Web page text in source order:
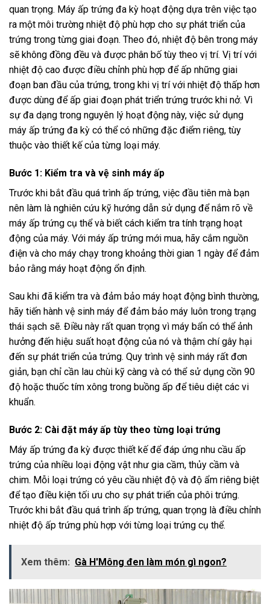
quan trọng. Máy ấp trứng đa kỳ hoạt động dựa trên việc tạo
ra một môi trường nhiệt độ phù hợp cho sự phát triển của
trứng trong từng giai đoạn. Theo đó, nhiệt độ bên trong máy
sẽ không đồng đều và được phân bố tùy theo vị trí. Vị trí với
nhiệt độ cao được điều chỉnh phù hợp để ấp những giai
đoạn ban đầu của trứng, trong khi vị trí với nhiệt độ thấp hơn
được dùng để ấp giai đoạn phát triển trứng trước khi nở. Vì
sự đa dạng trong nguyên lý hoạt động này, việc sử dụng
máy ấp trứng đa kỳ có thể có những đặc điểm riêng, tùy
thuộc vào thiết kế của từng loại máy.
Bước 1: Kiểm tra và vệ sinh máy ấp
Trước khi bắt đầu quá trình ấp trứng, việc đầu tiên mà bạn
nên làm là nghiên cứu kỹ hướng dẫn sử dụng để nắm rõ về
máy ấp trứng cụ thể và biết cách kiểm tra tính trạng hoạt
động của máy. Với máy ấp trứng mới mua, hãy cắm nguồn
điện và cho máy chạy trong khoảng thời gian 1 ngày để đảm
bảo rằng máy hoạt động ổn định.
Sau khi đã kiểm tra và đảm bảo máy hoạt động bình thường,
hãy tiến hành vệ sinh máy để đảm bảo máy luôn trong trạng
thái sạch sẽ. Điều này rất quan trọng vì máy bẩn có thể ảnh
hưởng đến hiệu suất hoạt động của nó và thậm chí gây hại
đến sự phát triển của trứng. Quy trình vệ sinh máy rất đơn
giản, bạn chỉ cần lau chùi kỹ càng và có thể sử dụng cồn 90
độ hoặc thuốc tím xông trong buồng ấp để tiêu diệt các vi
khuẩn.
Bước 2: Cài đặt máy ấp tùy theo từng loại trứng
Máy ấp trứng đa kỳ được thiết kế để đáp ứng nhu cầu ấp
trứng của nhiều loại động vật như gia cầm, thủy cầm và
chim. Mỗi loại trứng có yêu cầu nhiệt độ và độ ẩm riêng biệt
để tạo điều kiện tối ưu cho sự phát triển của phôi trứng.
Trước khi bắt đầu quá trình ấp trứng, quan trọng là điều chỉnh
nhiệt độ ấp trứng phù hợp với từng loại trứng cụ thể.
Xem thêm: Gà H'Mông đen làm món gì ngon?